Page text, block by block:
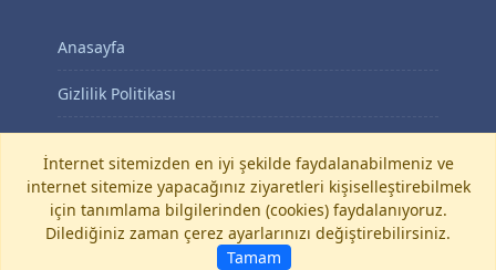
Anasayfa
Gizlilik Politikası
KVKK Aydınlatma Metni
İletişim
Diyanet-Sen
İnternet sitemizden en iyi şekilde faydalanabilmeniz ve
internet sitemize yapacağınız ziyaretleri kişiselleştirebilmek
için tanımlama bilgilerinden (cookies) faydalanıyoruz.
Dilediğiniz zaman çerez ayarlarınızı değiştirebilirsiniz.
Tamam